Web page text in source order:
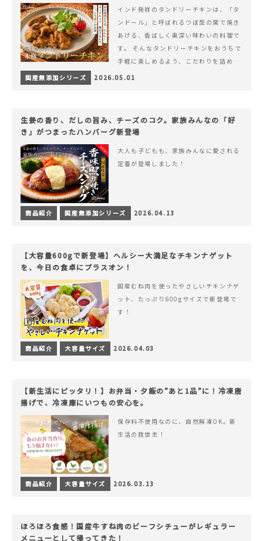
インド発祥のタンドリーチキンは、「タ
ンドール」と呼ばれるつぼ型の窯で焼き
あげる、香ばしく奥深い味わいの料理で
す。 そんなタンドリーチキンをおうちで
手軽に楽しめるよう、こだわりを詰め込
んで仕上げました。 様々なシーンでお召
国産無添加シリーズ 2026.05.01
生姜の香り、だしの旨み、チーズのコク。家族みんなの「好
き」がつまったハンバーグ新登場
大人も子どもも、家族みんなに愛される
定番が登場しました！
商品紹介 国産無添加シリーズ 2026.04.13
【大容量600gで新登場】ヘルシー大満足なチキンナゲット
を、今日の食卓にプラスオン！
国産むね肉を使ったやさしいチキンナゲ
ット、たっぷり600gサイズで新登場で
す！
商品紹介 大容量サイズ 2026.04.03
【新生活にピッタリ！】お弁当・夕飯の”あと1品”に！冷凍唐
揚げで、冷凍庫にいつもの安心を。
保存料不使用なのに、自然解凍OK。新
生活の救世主！
商品紹介 大容量サイズ 2026.03.13
ほろほろ食感！国産牛すね肉のビーフシチューがレギュラー
メニューとして帰ってきた！